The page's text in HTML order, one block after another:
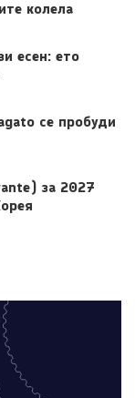
колела
есен: ето
се пробуди
за 2027